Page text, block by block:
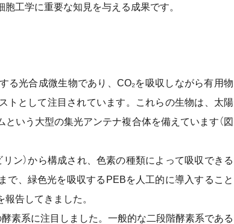
工学に重要な知見を与える成果です。
光合成微生物であり、CO₂を吸収しながら有用物
トとして注目されています。これらの生物は、太陽
いう大型の集光アンテナ複合体を備えています（図
ン）から構成され、色素の種類によって吸収できる
で、緑色光を吸収するPEBを人工的に導入すること
告してきました。
素系に注目しました。一般的な二段階酵素系である